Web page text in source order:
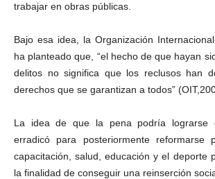
trabajar en obras públicas.
Bajo esa idea, la Organización
ha planteado que, “el hecho de que hayan
delitos no significa que los reclusos han
derechos que se garantizan a todos”
La idea de que la pena podría lograrse
erradicó para posteriormente reformarse
capacitación, salud, educación y el deporte
la finalidad de conseguir una reinserción